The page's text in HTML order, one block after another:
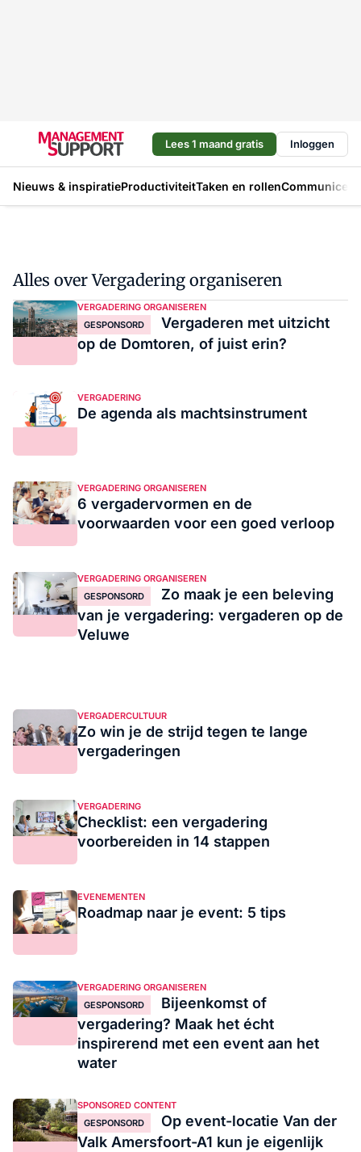
Lees 1 maand gratis Inloggen
Nieuws & inspiratieProductiviteitTaken en rollen
Alles over Vergadering organiseren
VERGADERING ORGANISEREN
GESPONSORD
Vergaderen met uitzicht
op de Domtoren, of juist erin?
VERGADERING
De agenda als machtsinstrument
VERGADERING ORGANISEREN
6 vergadervormen en de
voorwaarden voor een goed verloop
VERGADERING ORGANISEREN
GESPONSORD
Zo maak je een beleving
van je vergadering: vergaderen op de
Veluwe
VERGADERCULTUUR
Zo win je de strijd tegen te lange
vergaderingen
VERGADERING
Checklist: een vergadering
voorbereiden in 14 stappen
EVENEMENTEN
Roadmap naar je event: 5 tips
VERGADERING ORGANISEREN
GESPONSORD
Bijeenkomst of
vergadering? Maak het écht
inspirerend met een event aan het
water
SPONSORED CONTENT
GESPONSORD
Op event-locatie Van der
Valk Amersfoort-A1 kun je eigenlijk